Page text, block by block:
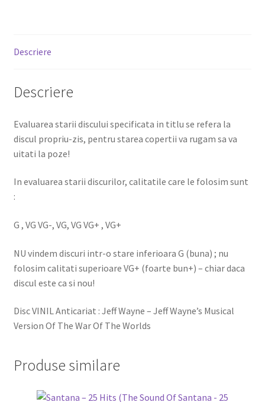
Descriere
Descriere
Evaluarea starii discului specificata in titlu se refera la
discul propriu-zis, pentru starea copertii va rugam sa va
uitati la poze!
In evaluarea starii discurilor, calitatile care le folosim sunt
:
G , VG VG-, VG, VG VG+ , VG+
NU vindem discuri intr-o stare inferioara G (buna) ; nu
folosim calitati superioare VG+ (foarte bun+) – chiar daca
discul este ca si nou!
Disc VINIL Anticariat : Jeff Wayne – Jeff Wayne’s Musical
Version Of The War Of The Worlds
Produse similare